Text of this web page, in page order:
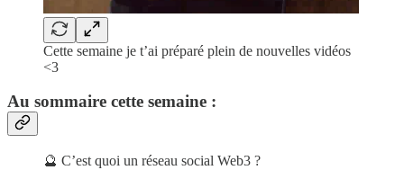
Cette semaine je t’ai préparé plein de nouvelles vidéos
<3
Au sommaire cette semaine :
🔮 C’est quoi un réseau social Web3 ?